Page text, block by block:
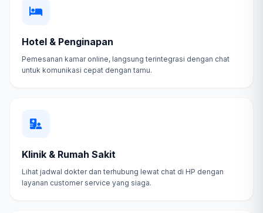
Hotel & Penginapan
Pemesanan kamar online, langsung terintegrasi dengan chat
untuk komunikasi cepat dengan tamu.
Klinik & Rumah Sakit
Lihat jadwal dokter dan terhubung lewat chat di HP dengan
layanan customer service yang siaga.